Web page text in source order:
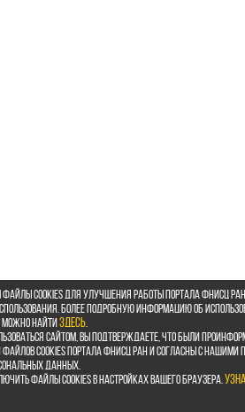
cookies для улучшения работы портала ФНИСЦ
Более подробную информацию об
можно найтиздесь.
сайтом, Вы подтверждаете, что были
файлов cookies портала ФНИСЦ РАН и согласны с нашими
данных.
файлы cookies в настройках Вашего браузера.